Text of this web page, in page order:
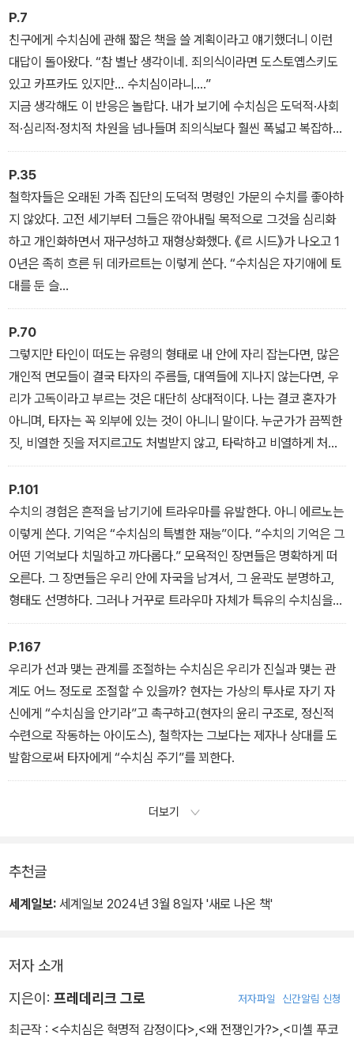
그런 점에서 프레데리크 그로는 “수치심은 혁명적 감정”이라고 말한
다. 수치심은 개인적인 차원에서 해소해야 할 심리적인 현상만도, 가
해자를 처벌하는 데 쓰이는 법적 근거만도 아니다. 수치심은 고대 그
리스어로는 아이도스aidos, 라틴어로는 푸도르pudor라 불렸다. 이
는 정치적 복종의 지렛대이자 사회적 슬로건이며, 내면을 형성하는
원리를 담은 찾던 고대 사회의 윤리를 함축한다.
P.7
친구에게 수치심에 관해 짧은 책을 쓸 계획이라고 얘기했더니 이런
대답이 돌아왔다. “참 별난 생각이네. 죄의식이라면 도스토옙스키도
있고 카프카도 있지만… 수치심이라니….”
지금 생각해도 이 반응은 놀랍다. 내가 보기에 수치심은 도덕적·사회
적·심리적·정치적 차원을 넘나들며 죄의식보다 훨씬 폭넓고 복잡하며
깊은 경험을 내포한다. 또 무엇보다 카프카와 도스토옙스키도 수치심
의 작가로 보인다.
P.35
철학자들은 오래된 가족 집단의 도덕적 명령인 가문의 수치를 좋아하
지 않았다. 고전 세기부터 그들은 깎아내릴 목적으로 그것을 심리화
하고 개인화하면서 재구성하고 재형상화했다. 《르 시드》가 나오고 1
0년은 족히 흐른 뒤 데카르트는 이렇게 쓴다. “수치심은 자기애에 토
대를 둔 슬
픔으로, 비난받으리라는 두려움이나 생각에서 온다.”(《정념론Traite
des passions》 205항) 스피노자도 수 년 뒤 《소론Courttraite》에
서 동일한 경향을 보인다. “수치심은 자기 행위가 타인에게 무시당하
는 걸 보는 인간의 내면에서 생겨나는 일종의 슬픔이다. 〔…〕 명예와
수치심에 대해 말하자면, 이 정념들은 무용할 뿐만 아니라 〔…〕 해로
운 것이므로 배척되어야 마땅하다.”(12장)
P.70
그렇지만 타인이 떠도는 유령의 형태로 내 안에 자리 잡는다면, 많은
개인적 면모들이 결국 타자의 주름들, 대역들에 지나지 않는다면, 우
리가 고독이라고 부르는 것은 대단히 상대적이다. 나는 결코 혼자가
아니며, 타자는 꼭 외부에 있는 것이 아니니 말이다. 누군가가 끔찍한
짓, 비열한 짓을 저지르고도 처벌받지 않고, 타락하고 비열하게 처신
한다면 대개 사람들은 이렇게 말할 것이다. “대체 저 사람은 어떻게
수치심도 안 느끼고, 어떻게 자기 눈길을 견딜까?” 이 말은 자신의 의
식을 마주한 수치심을 가리킨다.
P.101
수치의 경험은 흔적을 남기기에 트라우마를 유발한다. 아니 에르노는
이렇게 쓴다. 기억은 “수치심의 특별한 재능”이다. “수치의 기억은 그
어떤 기억보다 치밀하고 까다롭다.” 모욕적인 장면들은 명확하게 떠
오른다. 그 장면들은 우리 안에 자국을 남겨서, 그 윤곽도 분명하고,
형태도 선명하다. 그러나 거꾸로 트라우마 자체가 특유의 수치심을
유발하지는 않는지 자문해볼 수도 있을 것이다. 마치 트라우마는 어
둡고 치명적인 확신으로 커가는 고통을 작동시키는 듯하다. 사건이
나를 지목해, 손가락으로 나를 가리킨다는 확신 말이다. 나는 그 일이
내게 닥친 것이 수치스럽다.
P.167
우리가 선과 맺는 관계를 조절하는 수치심은 우리가 진실과 맺는 관
계도 어느 정도로 조절할 수 있을까? 현자는 가상의 투사로 자기 자
신에게 “수치심을 안기라”고 촉구하고(현자의 윤리 구조로, 정신적
수련으로 작동하는 아이도스), 철학자는 그보다는 제자나 상대를 도
발함으로써 타자에게 “수치심 주기”를 꾀한다.
더보기
추천글
세계일보: 세계일보 2024년 3월 8일자 '새로 나온 책'
저자 소개
지은이: 프레데리크 그로 저자파일 신간알림 신청
최근작 : <수치심은 혁명적 감정이다> <왜 전쟁인가?> <미셸 푸코